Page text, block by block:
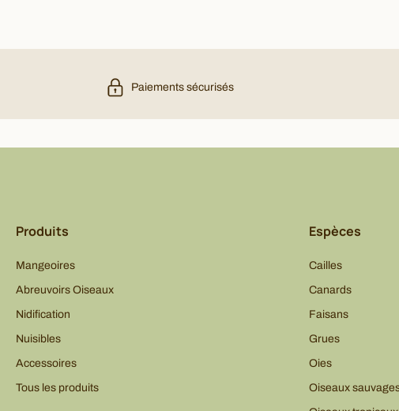
Paiements sécurisés
Produits
Mangeoires
Abreuvoirs Oiseaux
Nidification
Nuisibles
Accessoires
Tous les produits
Espèces
Cailles
Canards
Faisans
Grues
Oies
Oiseaux